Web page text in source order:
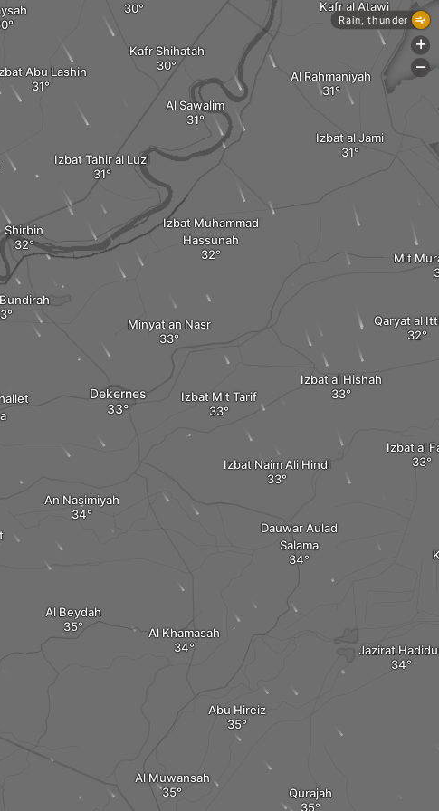
Al Beydah
An Nasimiyah
Dekernes
Minyat an Nasr
Shirbin
Al Muwansah
Jazirat
Al Khamasah
Dauwar Aulad
Salama
Izbat Naim Ali Hindi
Abu Lashin
Kafr Shihatah
Izbat Tahir al Luzi
Izbat al Hishah
Izbat Mit Tarif
Izbat Muhammad
Hassunah
Abu Hireiz
Qurajah
Kafr al Atawi
Izbat al Jami
Al Sawalim
Al Rahmaniyah
Izbat al
Qaryat al
Mit
Rain, thunder
+
-